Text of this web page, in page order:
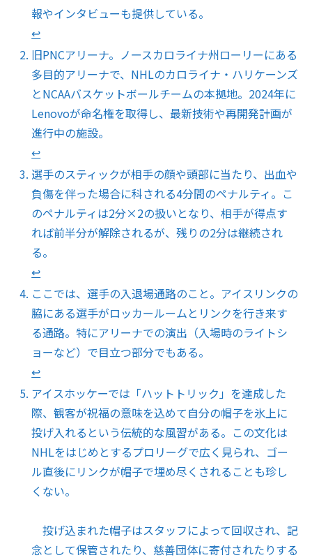
報やインタビューも提供している。
↩︎
旧PNCアリーナ。ノースカロライナ州ローリーにある
多目的アリーナで、NHLのカロライナ・ハリケーンズ
とNCAAバスケットボールチームの本拠地。2024年に
Lenovoが命名権を取得し、最新技術や再開発計画が
進行中の施設。
↩︎
選手のスティックが相手の顔や頭部に当たり、出血や
負傷を伴った場合に科される4分間のペナルティ。こ
のペナルティは2分×2の扱いとなり、相手が得点す
れば前半分が解除されるが、残りの2分は継続され
る。
↩︎
ここでは、選手の入退場通路のこと。アイスリンクの
脇にある選手がロッカールームとリンクを行き来す
る通路。特にアリーナでの演出（入場時のライトシ
ョーなど）で目立つ部分でもある。
↩︎
アイスホッケーでは「ハットトリック」を達成した
際、観客が祝福の意味を込めて自分の帽子を氷上に
投げ入れるという伝統的な風習がある。この文化は
NHLをはじめとするプロリーグで広く見られ、ゴー
ル直後にリンクが帽子で埋め尽くされることも珍し
くない。
投げ込まれた帽子はスタッフによって回収され、記
念として保管されたり、慈善団体に寄付されたりする